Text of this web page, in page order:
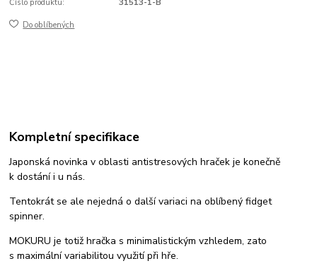
Číslo produktu: 31513-1-B
Do oblíbených
Kompletní specifikace
Japonská novinka v oblasti antistresových hraček je konečně
k dostání i u nás.
Tentokrát se ale nejedná o další variaci na oblíbený fidget
spinner.
MOKURU je totiž hračka s minimalistickým vzhledem, zato
s maximální variabilitou využití při hře.